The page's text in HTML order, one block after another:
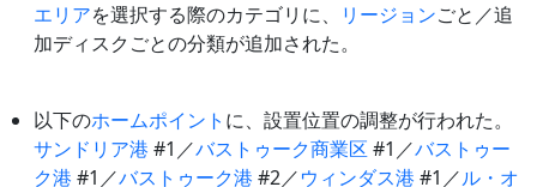
エリアを選択する際のカテゴリに、 リージョンごと／追
加ディスクごとの分類が追加された。
以下のホームポイント に、設置位置の調整が行われた。
サンドリア港 #1／バストゥーク商業区 #1／バストゥー
ク港 #1／バストゥーク港 #2／ウィンダス港 #1／ル・オ